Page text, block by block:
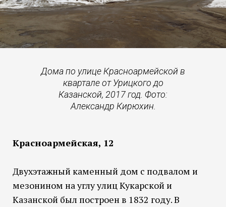
Дома по улице Красноармейской в
квартале от Урицкого до
Казанской, 2017 год. Фото:
Александр Кирюхин.
Красноармейская, 12
Двухэтажный каменный дом с подвалом и
мезонином на углу улиц Кукарской и
Казанской был построен в 1832 году. В